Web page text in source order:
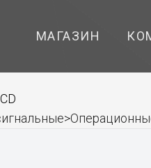
МАГАЗИН